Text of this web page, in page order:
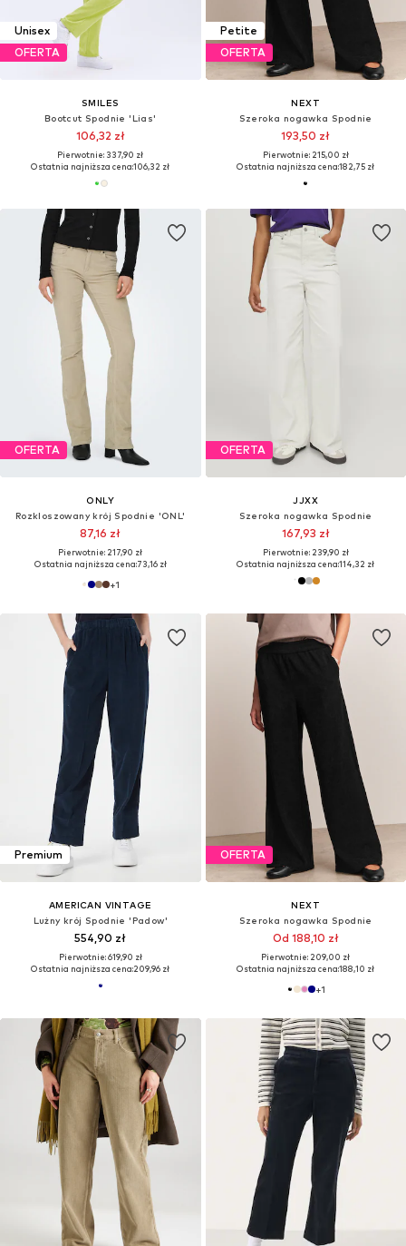
Unisex
OFERTA
SMILES
Bootcut Spodnie 'Lias'
106,32 zł
Pierwotnie: 337,90 zł
Ostatnia najniższa cena:106,32 zł
Petite
OFERTA
NEXT
Szeroka nogawka Spodnie
193,50 zł
Pierwotnie: 215,00 zł
Ostatnia najniższa cena:182,75 zł
OFERTA
ONLY
Rozkloszowany krój Spodnie 'ONL'
87,16 zł
Pierwotnie: 217,90 zł
Ostatnia najniższa cena:73,16 zł
+1
OFERTA
JJXX
Szeroka nogawka Spodnie
167,93 zł
Pierwotnie: 239,90 zł
Ostatnia najniższa cena:114,32 zł
Premium
AMERICAN VINTAGE
Lużny krój Spodnie 'Padow'
554,90 zł
Pierwotnie: 619,90 zł
Ostatnia najniższa cena:209,96 zł
OFERTA
NEXT
Szeroka nogawka Spodnie
Od 188,10 zł
Pierwotnie: 209,00 zł
Ostatnia najniższa cena:188,10 zł
+1